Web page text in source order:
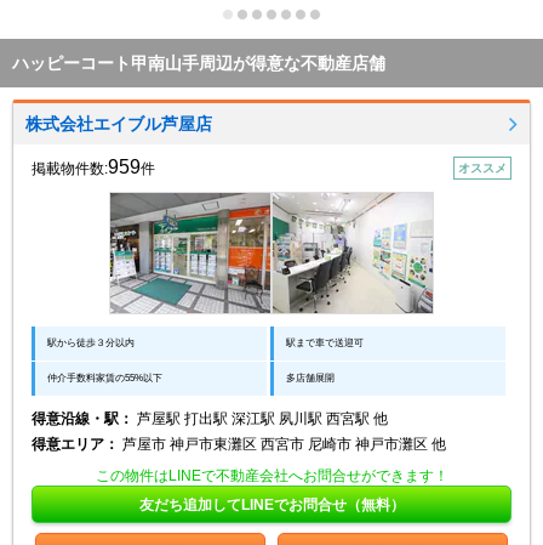
ハッピーコート甲南山手周辺が得意な不動産店舗
株式会社エイブル芦屋店
掲載物件数:959件 オススメ
駅から徒歩３分以内 駅まで車で送迎可
仲介手数料家賃の55%以下 多店舗展開
得意沿線・駅： 芦屋駅 打出駅 深江駅 夙川駅 西宮駅 他
得意エリア： 芦屋市 神戸市東灘区 西宮市 尼崎市 神戸市灘区 他
この物件はLINEで不動産会社へお問合せができます！
友だち追加してLINEでお問合せ（無料）